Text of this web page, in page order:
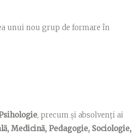
unui nou grup de formare în
, precum și absolvenți ai
Medicină, Pedagogie, Sociologie,